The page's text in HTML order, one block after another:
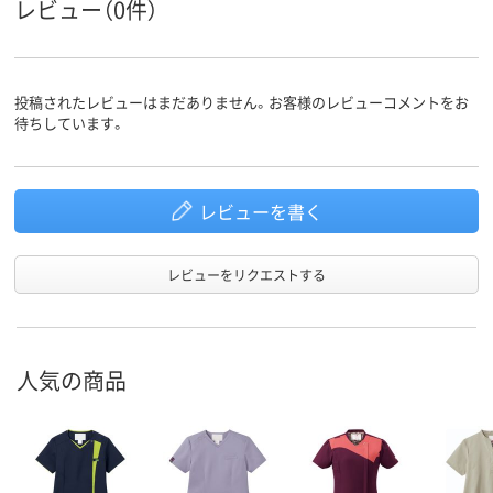
レビュー（0件）
投稿されたレビューはまだありません。お客様のレビューコメントをお
待ちしています。
レビューを書く
レビューをリクエストする
人気の商品